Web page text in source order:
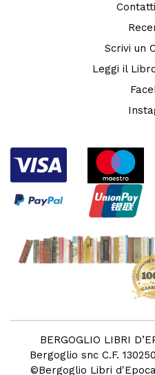
Scrivi un
Leggi il
BERGOGLIO LIBRI
Bergoglio snc C.F.
©Bergoglio Libri d'Epoca